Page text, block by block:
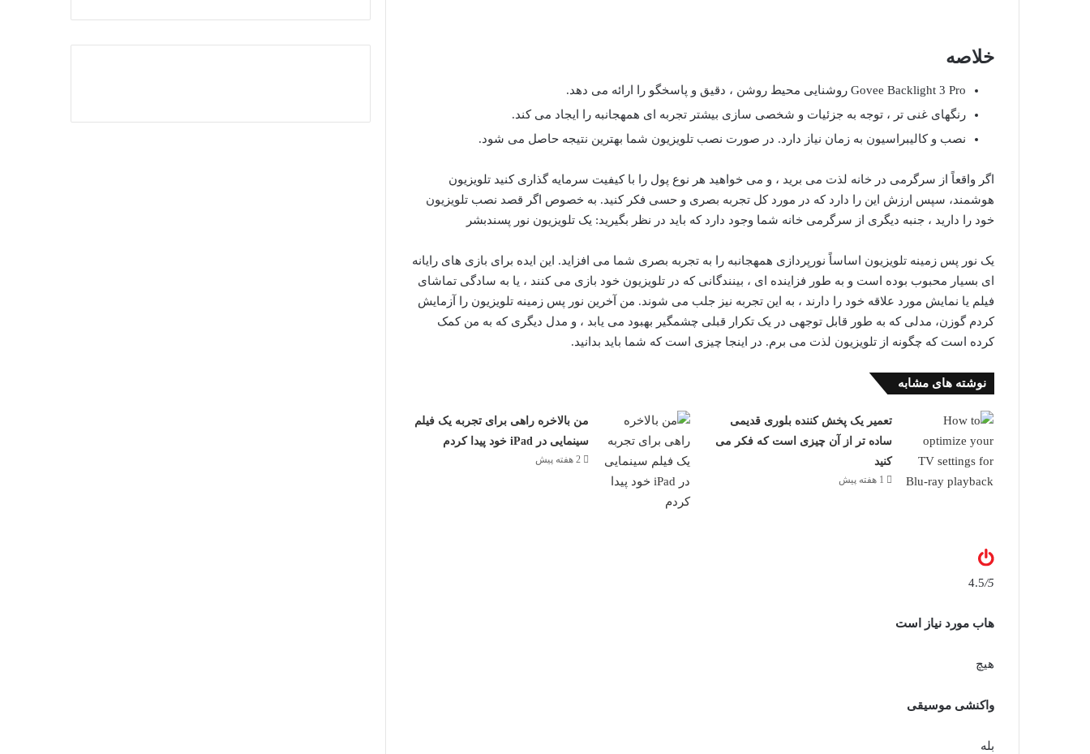
خلاصه
Govee Backlight 3 Pro روشنایی محیط روشن ، دقیق و پاسخگو را ارائه می دهد.
رنگهای غنی تر ، توجه به جزئیات و شخصی سازی بیشتر تجربه ای همهجانبه را ایجاد می کند.
نصب و کالیبراسیون به زمان نیاز دارد. در صورت نصب تلویزیون شما بهترین نتیجه حاصل می شود.
اگر واقعاً از سرگرمی در خانه لذت می برید ، و می خواهید هر نوع پول را با کیفیت سرمایه گذاری کنید تلویزیون
هوشمند، سپس ارزش این را دارد که در مورد کل تجربه بصری و حسی فکر کنید. به خصوص اگر قصد نصب تلویزیون
خود را دارید ، جنبه دیگری از سرگرمی خانه شما وجود دارد که باید در نظر بگیرید: یک تلویزیون نور پسندبشر
یک نور پس زمینه تلویزیون اساساً نورپردازی همهجانبه را به تجربه بصری شما می افزاید. این ایده برای بازی های رایانه
ای بسیار محبوب بوده است و به طور فزاینده ای ، بینندگانی که در تلویزیون خود بازی می کنند ، یا به سادگی تماشای
فیلم یا نمایش مورد علاقه خود را دارند ، به این تجربه نیز جلب می شوند. من آخرین نور پس زمینه تلویزیون را آزمایش
کردمگوزن، مدلی که به طور قابل توجهی در یک تکرار قبلی چشمگیر بهبود می یابد ، و مدل دیگری که به من کمک
کرده است که چگونه از تلویزیون لذت می برم. در اینجا چیزی است که شما باید بدانید.
نوشته های مشابه
تعمیر یک پخش کننده بلوری قدیمی
ساده تر از آن چیزی است که فکر می
کنید
1 هفته پیش
من بالاخره راهی برای تجربه یک فیلم
سینمایی در iPad خود پیدا کردم
2 هفته پیش
4.5/5
هاب مورد نیاز است
هیچ
واکنشی موسیقی
بله